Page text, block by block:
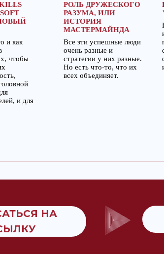
и как
чтобы
и для
РОЛЬ ДРУЖЕСКОГО
РАЗУМА, ИЛИ
ИСТОРИЯ
МАСТЕРМАЙНДА
Все эти успешные люди
очень разные и
стратегии у них разные.
Но есть что-то, что их
всех объединяет.
НА